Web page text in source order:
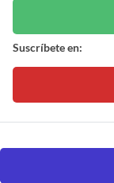
Suscríbete en: